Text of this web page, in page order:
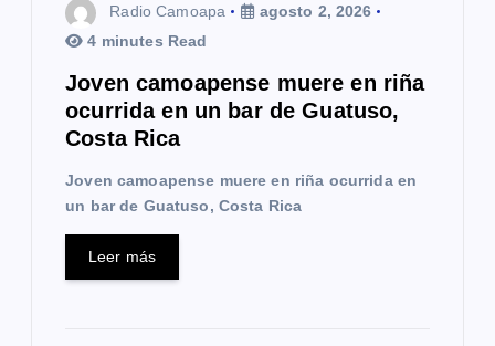
Radio Camoapa
agosto 2, 2026
4 minutes Read
Joven camoapense muere en riña
ocurrida en un bar de Guatuso,
Costa Rica
Joven camoapense muere en riña ocurrida en
un bar de Guatuso, Costa Rica
Leer más